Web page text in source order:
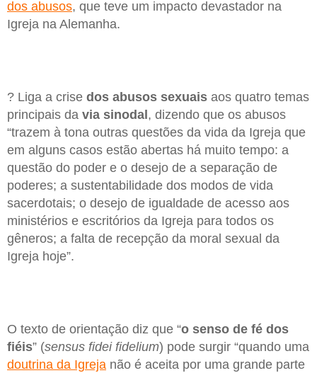
dos abusos, que teve um impacto devastador na
Igreja na Alemanha.
? Liga a crise dos abusos sexuais aos quatro temas
principais da via sinodal, dizendo que os abusos
“trazem à tona outras questões da vida da Igreja que
em alguns casos estão abertas há muito tempo: a
questão do poder e o desejo de a separação de
poderes; a sustentabilidade dos modos de vida
sacerdotais; o desejo de igualdade de acesso aos
ministérios e escritórios da Igreja para todos os
gêneros; a falta de recepção da moral sexual da
Igreja hoje”.
O texto de orientação diz que “o senso de fé dos
fiéis” (sensus fidei fidelium) pode surgir “quando uma
doutrina da Igreja não é aceita por uma grande parte